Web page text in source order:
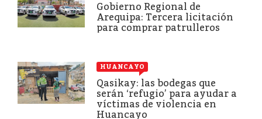
Gobierno Regional de
Arequipa: Tercera licitación
para comprar patrulleros
HUANCAYO
Qasikay: las bodegas que
serán ‘refugio’ para ayudar a
víctimas de violencia en
Huancayo